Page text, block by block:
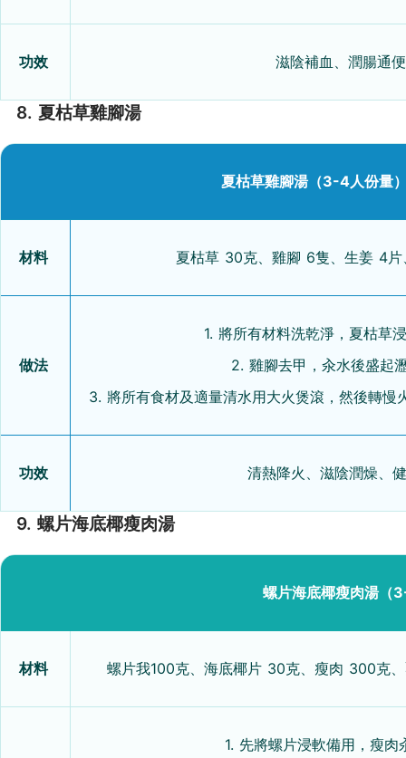
功效 滋陰補血、潤腸通
8. 夏枯草雞腳湯
夏枯草雞腳湯（3-4人份量
材料 夏枯草 30克、雞腳 6隻、生姜 4
做法
1. 將所有材料洗乾淨，夏枯草
2. 雞腳去甲，汆水後盛起
3. 將所有食材及適量清水用大火煲滾，然後轉慢
功效 清熱降火、滋陰潤燥、
9. 螺片海底椰瘦肉湯
螺片海底椰瘦肉湯（
材料 螺片我100克、海底椰片 30克、瘦肉 300克
1. 先將螺片浸軟備用，瘦